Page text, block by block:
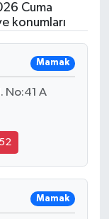
Cuma
konumları
Mamak
No:41 A
Mamak